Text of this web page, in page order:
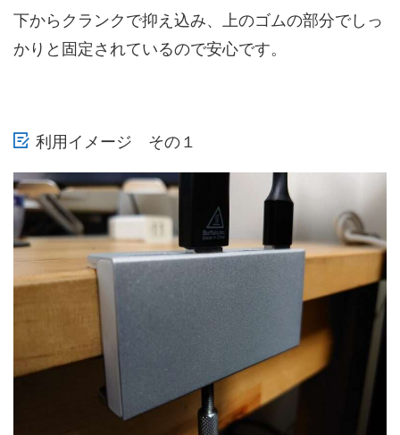
下からクランクで抑え込み、上のゴムの部分でしっ
かりと固定されているので安心です。
利用イメージ その１